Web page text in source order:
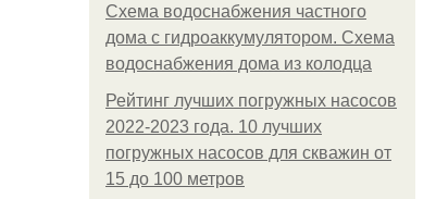
Схема водоснабжения частного
дома с гидроаккумулятором. Схема
водоснабжения дома из колодца
Рейтинг лучших погружных насосов
2022-2023 года. 10 лучших
погружных насосов для скважин от
15 до 100 метров